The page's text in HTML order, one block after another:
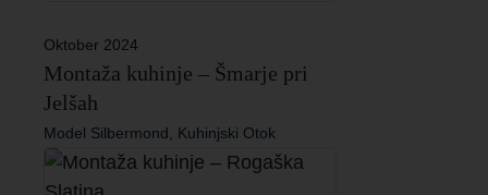
Oktober 2024
Montaža kuhinje – Šmarje pri
Jelšah
Model Silbermond, Kuhinjski Otok